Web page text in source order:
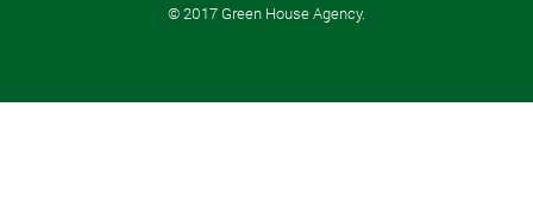
© 2017 Green House Agency.